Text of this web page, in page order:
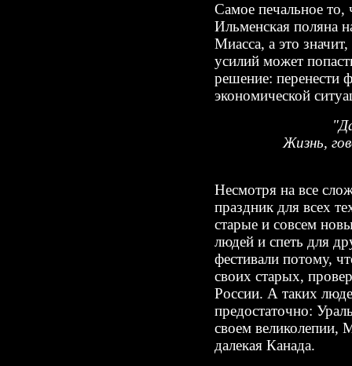
Самое печальное то,
Ильменская поляна
Миасса, а это
усилий может
решение: перенести
экономической
Жизнь,
Несмотря на все
праздник для всех
старые и совсем
людей и спеть для
фестивали потому,
своих старых,
России. А таких
предостаточно:
своем великолепии,
далекая Канада.